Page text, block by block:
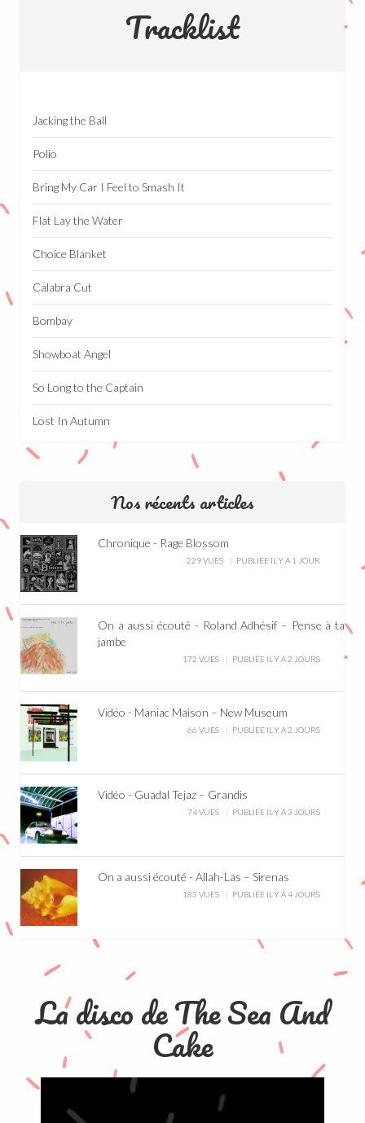
Tracklist
Jacking the Ball
Polio
Bring My Car I Feel to Smash It
Flat Lay the Water
Choice Blanket
Calabra Cut
Bombay
Showboat Angel
So Long to the Captain
Lost In Autumn
Nos récents articles
Chronique - Rage Blossom
229 VUES PUBLIÉE IL Y A 1 JOUR
On a aussi écouté - Roland Adhésif – Pense à ta
jambe
172 VUES PUBLIÉE IL Y A 2 JOURS
Vidéo - Maniac Maison – New Museum
66 VUES PUBLIÉE IL Y A 2 JOURS
Vidéo - Guadal Tejaz – Grandis
74 VUES PUBLIÉE IL Y A 3 JOURS
On a aussi écouté - Allah-Las – Sirenas
183 VUES PUBLIÉE IL Y A 4 JOURS
La disco de The Sea And
Cake